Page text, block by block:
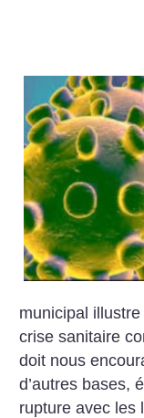
municipal illustre
crise sanitaire
doit nous
d’autres bases,
rupture avec les